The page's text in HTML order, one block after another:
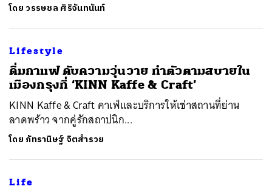
โดยวรรษชล ศิริจันทนันท์
Lifestyle
ดื่มกาแฟ ดับความวุ่นวาย ทำตัวตามสบายใน
เมืองกรุงที่ ‘KINN Kaffe & Craft’
KINN Kaffe & Craft คาเฟ่และบริการให้เช่าสถานที่ย่าน
ลาดพร้าว จากคู่รักสถาปนิก...
โดย ภัทรานิษฐ์ จิตสำรวย
Life